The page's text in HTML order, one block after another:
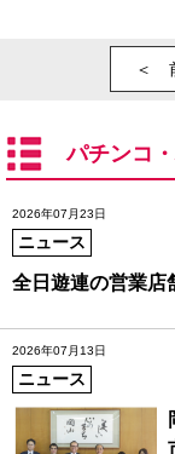
＜
パチンコ
2026年07月23日
ニュース
全日遊連の営業店
2026年07月13日
ニュース